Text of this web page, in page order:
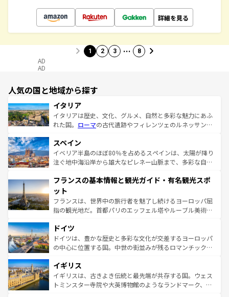
詳細を見る
1 2 3 … 8
AD
AD
人気の国と地域から探す
イタリア
イタリアは歴史、文化、グルメ、自然と多彩な魅力にあふ
れた国。 ローマの古代遺跡やフィレンツェのルネッサンス
ろん、トスカーナの美しい田園風景やアマルフィ海岸の絶
景など、自然景観も見逃せない。観光の合間には、本場の
ピザやパスタなど、絶品のイタリア料理を堪能することも
ませてくれるイタリアで、忘れられない旅をしてみよう！
なお、新着のイタリア情報は
しい。
スペイン
イベリア半島のほぼ80％を占めるスペインは、太陽が降り
注ぐ地中海沿岸から雄大なピレネー山脈まで、多彩な自然
文化が根付くこの国では、情熱的なフラメンコ、熱気あふ
れる闘牛、そして美味しいタパスが生活の一部となってい
る。首都マドリードの洗練された雰囲気や、バルセロナの
アートに溢れた街角から、地方では古代ローマ遺跡や中世
せる。地方によって風土や気候が異なるスペインはその個
性で訪れる人を魅了する。 なお、新着のスペイン情報は コ
ンテンツ一覧を参照してほしい。
フランスの基本情報と観光ガイド・有名観光スポ
ット
フランスは、世界中の旅行者を魅了し続けるヨーロッパ屈
指の観光地だ。首都パリのエッフェル塔やルーブル美術館
で、幅広い魅力が詰まっている。華麗な宮殿、歴史的な大
聖堂、美しいビーチ、そして豊かな自然が、訪れる者を心
から魅了する。また、フランスは美食の国としても知ら
いる。シャンパンの発祥地であるランス、プロヴァンスの
香り高いラベンダー畑など、多彩な楽しみ方が可能だ。さ
らに、パリ以外の地域にも魅力が溢れており、どの街角に
ドイツ
ドイツは、豊かな歴史と多彩な文化が交差するヨーロッパ
の中心に位置する国。中世の街並みが残るロマンチック街
顔を持つこの国は、どこを歩いても飽きることがない。ベ
ルリンの文化的活気、バイエルン州のアルプスの絶景、そ
してライン川沿いのワイン畑といった風景は必見。ビール
イギリス
イギリスは、古きよき伝統と最先端が共存する国。ウェス
トミンスター寺院や大英博物館のようなランドマーク、歴